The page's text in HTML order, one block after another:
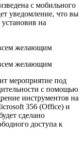
с мобильного
уведомление, что вы
на
мероприятие под
с помощью
инструментов на
356 (Office) и
сделано
доступа к